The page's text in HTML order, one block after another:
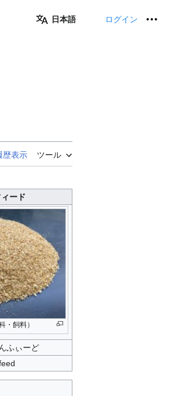
日本語 ログイン
歴表示 ツール
ード
・飼料）
ふぃーど